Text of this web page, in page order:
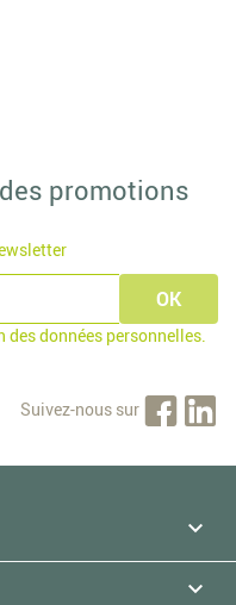
promotions
données personnelles.
Suivez-nous sur

